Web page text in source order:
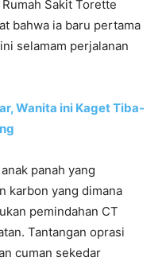
Sakit Torette
bahwa ia baru pertama
selamam perjalanan
Wanita ini Kaget Tiba-
panah yang
karbon yang dimana
pemindahan CT
Tantangan oprasi
cuman sekedar